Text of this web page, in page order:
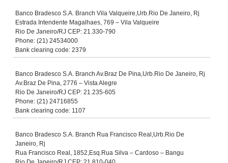
Banco Bradesco S.A. Branch Vila Valqueire,Urb.Rio De Janeiro, Rj
Estrada Intendente Magalhaes, 769 – Vila Valqueire
Rio De Janeiro/RJ CEP: 21.330-790
Phone: (21) 24534000
Bank clearing code: 2379
Banco Bradesco S.A. Branch Av.Braz De Pina,Urb.Rio De Janeiro, Rj
Av.Braz De Pina, 2776 – Vista Alegre
Rio De Janeiro/RJ CEP: 21.235-605
Phone: (21) 24716855
Bank clearing code: 1107
Banco Bradesco S.A. Branch Rua Francisco Real,Urb.Rio De
Janeiro, Rj
Rua Francisco Real, 1852,Esq.Rua Silva – Cardoso – Bangu